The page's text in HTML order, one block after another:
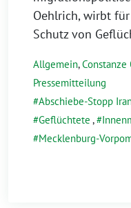
Oehlrich, wirbt
Schutz von
Allgemein,
Pressemitteilung
Abschiebe-Stopp
Geflüchtete ,
Mecklenburg-